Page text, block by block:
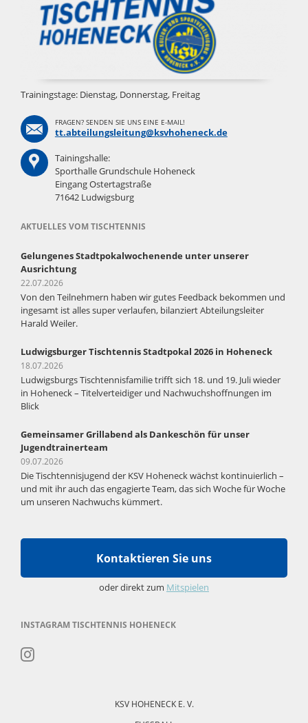
Trainingstage: Dienstag, Donnerstag, Freitag
FRAGEN? SENDEN SIE UNS EINE E-MAIL!
tt.abteilungsleitung@ksvhoheneck.de
Tainingshalle:
Sporthalle Grundschule Hoheneck
Eingang Ostertagstraße
71642 Ludwigsburg
AKTUELLES VOM TISCHTENNIS
Gelungenes Stadtpokalwochenende unter unserer
Ausrichtung
22.07.2026
Von den Teilnehmern haben wir gutes Feedback bekommen und
ingesamt ist alles super verlaufen, bilanziert Abteilungsleiter
Harald Weiler.
Ludwigsburger Tischtennis Stadtpokal 2026 in Hoheneck
18.07.2026
Ludwigsburgs Tischtennisfamilie trifft sich 18. und 19. Juli wieder
in Hoheneck – Titelverteidiger und Nachwuchshoffnungen im
Blick
Gemeinsamer Grillabend als Dankeschön für unser
Jugendtrainerteam
09.07.2026
Die Tischtennisjugend der KSV Hoheneck wächst kontinuierlich –
und mit ihr auch das engagierte Team, das sich Woche für Woche
um unseren Nachwuchs kümmert.
Kontaktieren Sie uns
oder direkt zum Mitspielen
INSTAGRAM TISCHTENNIS HOHENECK
KSV HOHENECK E. V.